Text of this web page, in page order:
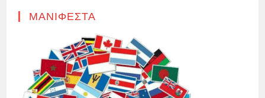
ΜΑΝΙΦΈΣΤΑ